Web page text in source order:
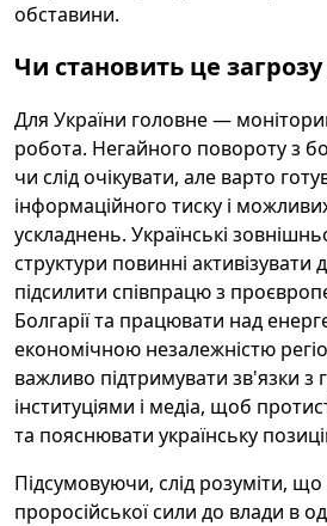
обставини.
Чи становить це
Для України головне —
робота. Негайного повороту з
чи слід очікувати, але варто
інформаційного тиску і
ускладнень. Українські
структури повинні активізувати
підсилити співпрацю з
Болгарії та працювати над
економічною незалежністю
важливо підтримувати зв'язки з
інституціями і медіа, щоб
та пояснювати українську
Підсумовуючи, слід розуміти, що
проросійської сили до влади в